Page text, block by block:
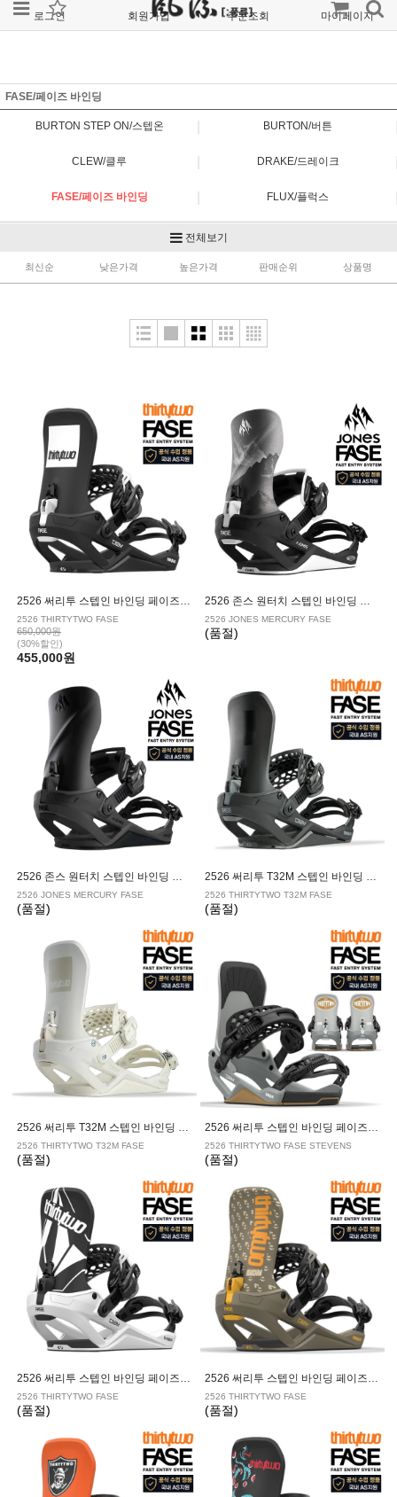
로그인 회원가입 주문조회 마이페이지
FASE/페이즈 바인딩
BURTON STEP ON/스텝온 BURTON/버튼
CLEW/클루 DRAKE/드레이크
FASE/페이즈 바인딩 FLUX/플럭스
|
RIDE/라이드 | SALOMON/살로몬
| PLATEPIA/플레이트피아
전체보기
최신순 낮은가격 높은가격 판매순위 상품명
2526 써리투 스텝인 바인딩 페이즈 BLACK
2526 THIRTYTWO FASE
650,000원
(30%할인)
455,000원
2526 존스 원터치 스텝인 바인딩 머큐리 페이즈 BLACK SILVER
2526 JONES MERCURY FASE
(품절)
2526 존스 원터치 스텝인 바인딩 머큐리 페이즈 STEALTH BLACK
2526 JONES MERCURY FASE
(품절)
2526 써리투 T32M 스텝인 바인딩 페이즈 BLACK
2526 THIRTYTWO T32M FASE
(품절)
2526 써리투 T32M 스텝인 바인딩 페이즈 BONE
2526 THIRTYTWO T32M FASE
(품절)
2526 써리투 스텝인 바인딩 페이즈 스티븐스 GRAY
2526 THIRTYTWO FASE STEVENS
(품절)
2526 써리투 스텝인 바인딩 페이즈 VOLCOM
2526 THIRTYTWO FASE
(품절)
2526 써리투 스텝인 바인딩 페이즈 BRADSHAW
2526 THIRTYTWO FASE
(품절)